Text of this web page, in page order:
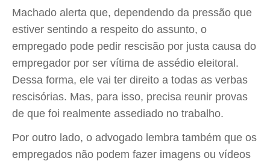
Machado alerta que, dependendo da pressão que
estiver sentindo a respeito do assunto, o
empregado pode pedir rescisão por justa causa do
empregador por ser vítima de assédio eleitoral.
Dessa forma, ele vai ter direito a todas as verbas
rescisórias. Mas, para isso, precisa reunir provas
de que foi realmente assediado no trabalho.
Por outro lado, o advogado lembra também que os
empregados não podem fazer imagens ou vídeos